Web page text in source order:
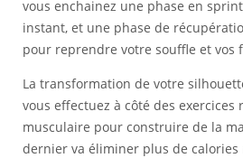
vous enchainez une phase en
instant, et une phase de
pour reprendre votre souffle et vos
La transformation de votre
vous effectuez à côté des exercices
musculaire pour construire de la
dernier va éliminer plus de calories